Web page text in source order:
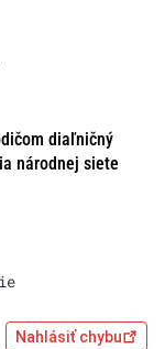
diaľničný
národnej siete
Nahlásiť chybu